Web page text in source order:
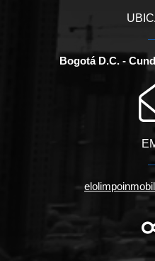
Bogotá D.C. -